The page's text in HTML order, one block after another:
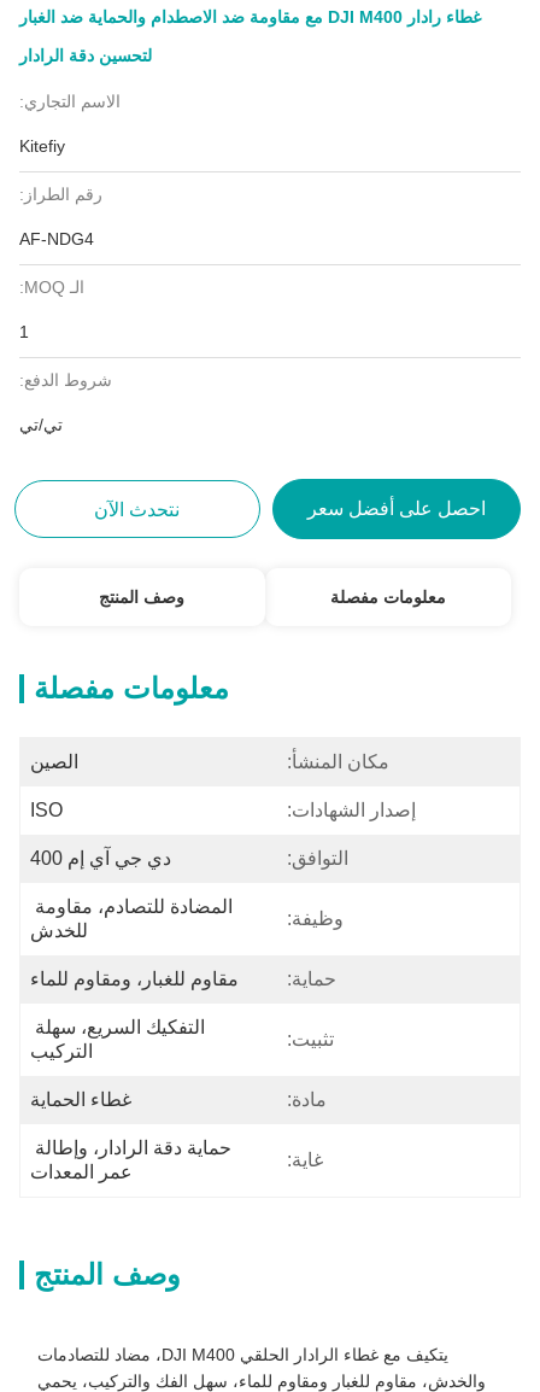
غطاء رادار DJI M400 مع مقاومة ضد الاصطدام والحماية ضد الغبار
لتحسين دقة الرادار
الاسم التجاري:
Kitefiy
رقم الطراز:
AF-NDG4
الـ MOQ:
1
شروط الدفع:
تي/تي
احصل على أفضل سعر نتحدث الآن
معلومات مفصلة وصف المنتج
معلومات مفصلة
مكان المنشأ: الصين
إصدار الشهادات: ISO
التوافق: دي جي آي إم 400
وظيفة:
للخدش
حماية: مقاوم للغبار، ومقاوم للماء
تثبيت:
التركيب
مادة: غطاء الحماية
غاية:
عمر المعدات
وصف المنتج
يتكيف مع غطاء الرادار الحلقي DJI M400، مضاد للتصادمات
والخدش، مقاوم للغبار ومقاوم للماء، سهل الفك والتركيب، يحمي